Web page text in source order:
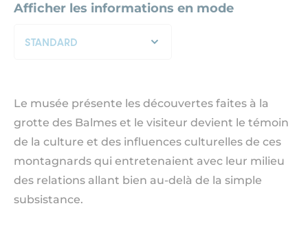
Afficher les informations en mode
STANDARD
Le musée présente les découvertes faites à la
grotte des Balmes et le visiteur devient le témoin
de la culture et des influences culturelles de ces
montagnards qui entretenaient avec leur milieu
des relations allant bien au-delà de la simple
subsistance.